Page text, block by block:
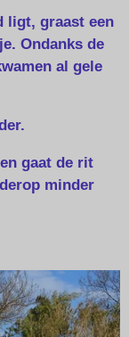
ligt, graast een
Ondanks de
al gele
gaat de rit
minder